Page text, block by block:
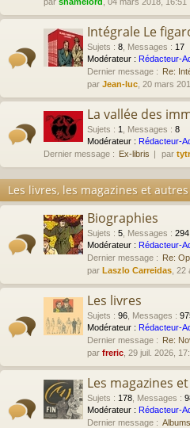
Intégrale Le
Sujets : 8 Messages : 17
Modérateur : Rédacteur-
Dernier message : Re:
par Jean-luc , 20 mars
La vallée des
Sujets : 1 Messages : 8
Modérateur : Rédacteur-
Dernier message : Ex-libris par
Les livres, les magazines et
Biographies
Sujets : 5 Messages : 294
Modérateur : Rédacteur-
Dernier message : Re:
par Laszlo Carreidas ,
Les livres
Sujets : 96 Messages :
Modérateur : Rédacteur-
Dernier message : Re:
par freric , 29 juil. 2026,
Les magazines
Sujets : 178 Messages :
Modérateur : Rédacteur-
Dernier message :